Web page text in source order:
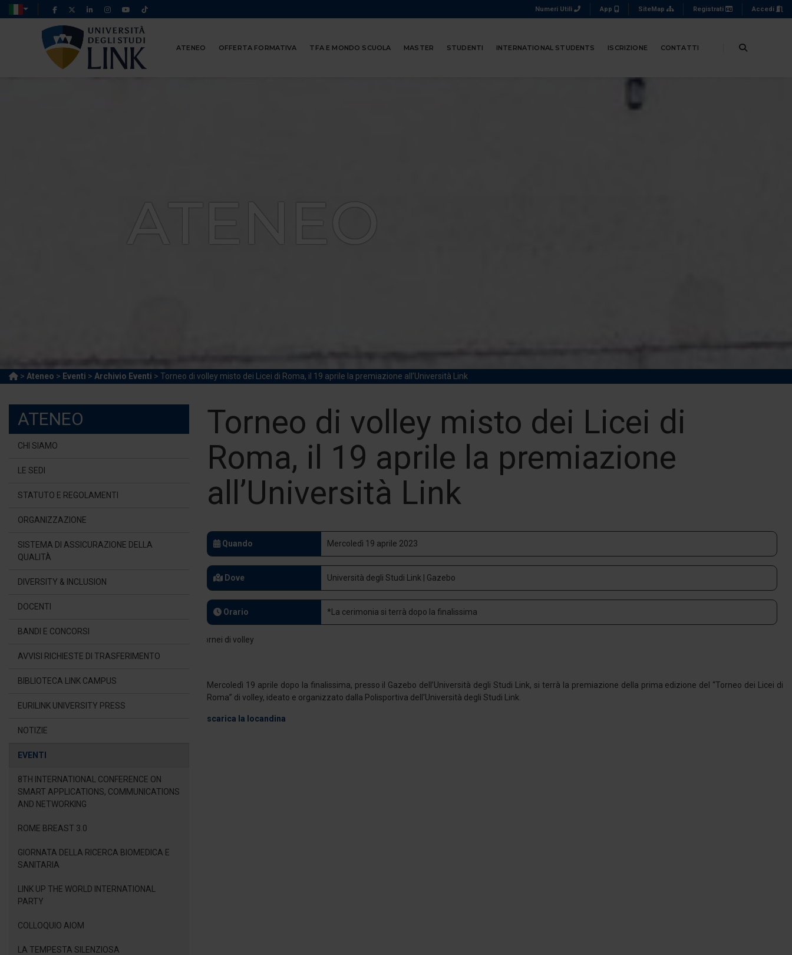
Numeri Utili App SiteMap Registrati Accedi
ATENEO OFFERTA FORMATIVA TFA E MONDO SCUOLA MASTER STUDENTI INTERNATIONAL STUDENTS ISCRIZIONE CONTATTI
ATENEO
> Ateneo > Eventi > Archivio Eventi > Torneo di volley misto dei Licei di Roma, il 19 aprile la premiazione all’Università Link
ATENEO
CHI SIAMO
LE SEDI
STATUTO E REGOLAMENTI
ORGANIZZAZIONE
SISTEMA DI ASSICURAZIONE DELLA
QUALITÀ
DIVERSITY & INCLUSION
DOCENTI
BANDI E CONCORSI
AVVISI RICHIESTE DI TRASFERIMENTO
BIBLIOTECA LINK CAMPUS
EURILINK UNIVERSITY PRESS
NOTIZIE
EVENTI
8TH INTERNATIONAL CONFERENCE ON
SMART APPLICATIONS, COMMUNICATIONS
AND NETWORKING
ROME BREAST 3.0
GIORNATA DELLA RICERCA BIOMEDICA E
SANITARIA
LINK UP THE WORLD INTERNATIONAL
PARTY
COLLOQUIO AIOM
LA TEMPESTA SILENZIOSA
Torneo di volley misto dei Licei di
Roma, il 19 aprile la premiazione
all’Università Link
Quando Mercoledì 19 aprile 2023
Dove Università degli Studi Link | Gazebo
Orario *La cerimonia si terrà dopo la finalissima
Mercoledì 19 aprile dopo la finalissima, presso il Gazebo dell’Università degli Studi Link, si terrà la premiazione della prima edizione del “Torneo dei Licei di
Roma” di volley, ideato e organizzato dalla Polisportiva dell'Università degli Studi Link.
scarica la locandina